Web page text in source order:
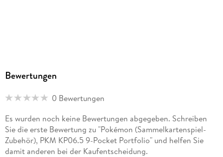
Bewertungen
0 Bewertungen
Es wurden noch keine Bewertungen abgegeben. Schreiben
Sie die erste Bewertung zu "Pokémon (Sammelkartenspiel-
Zubehör), PKM KP06.5 9-Pocket Portfolio" und helfen Sie
damit anderen bei der Kaufentscheidung.